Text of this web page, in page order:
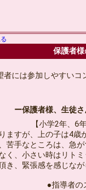
保護者
者には参加しやすい
ー保護者様、生徒
【小学2年、6
ますが、上の子は4
苦手なところは、急
く、小さい時はリト
き、緊張感を感じな
●指導者の